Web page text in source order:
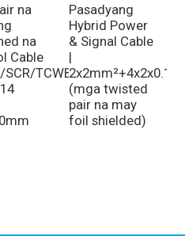
na
na
Cable
SCR/TCWB/LSZH
Pasadyang
Hybrid Power
& Signal Cable
|
(mga twisted
pair na may
foil shielded)